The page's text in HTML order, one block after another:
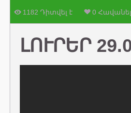
1182 Դիտվել է 0 Հավանել
ԼՈՒՐԵՐ